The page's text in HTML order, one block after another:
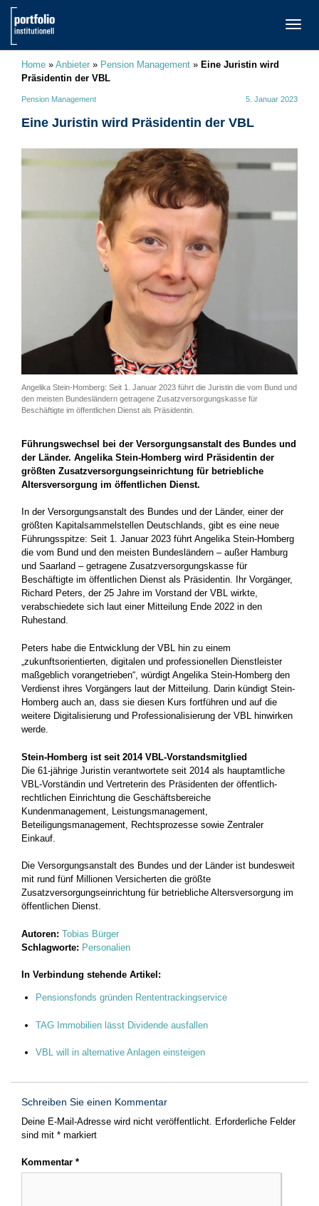
Home » Anbieter » Pension Management » Eine Juristin wird
Präsidentin der VBL
Pension Management 5. Januar 2023
Eine Juristin wird Präsidentin der VBL
Angelika Stein-Homberg: Seit 1. Januar 2023 führt die Juristin die vom Bund und
den meisten Bundesländern getragene Zusatzversorgungskasse für
Beschäftigte im öffentlichen Dienst als Präsidentin.
Führungswechsel bei der Versorgungsanstalt des Bundes und
der Länder. Angelika Stein-Homberg wird Präsidentin der
größten Zusatzversorgungseinrichtung für betriebliche
Altersversorgung im öffentlichen Dienst.
In der Versorgungsanstalt des Bundes und der Länder, einer der
größten Kapitalsammelstellen Deutschlands, gibt es eine neue
Führungsspitze: Seit 1. Januar 2023 führt Angelika Stein-Homberg
die vom Bund und den meisten Bundesländern – außer Hamburg
und Saarland – getragene Zusatzversorgungskasse für
Beschäftigte im öffentlichen Dienst als Präsidentin. Ihr Vorgänger,
Richard Peters, der 25 Jahre im Vorstand der VBL wirkte,
verabschiedete sich laut einer Mitteilung Ende 2022 in den
Ruhestand.
Peters habe die Entwicklung der VBL hin zu einem
„zukunftsorientierten, digitalen und professionellen Dienstleister
maßgeblich vorangetrieben“, würdigt Angelika Stein-Homberg den
Verdienst ihres Vorgängers laut der Mitteilung. Darin kündigt Stein-
Homberg auch an, dass sie diesen Kurs fortführen und auf die
weitere Digitalisierung und Professionalisierung der VBL hinwirken
werde.
Stein-Homberg ist seit 2014 VBL-Vorstandsmitglied
Die 61-jährige Juristin verantwortete seit 2014 als hauptamtliche
VBL-Vorständin und Vertreterin des Präsidenten der öffentlich-
rechtlichen Einrichtung die Geschäftsbereiche
Kundenmanagement, Leistungsmanagement,
Beteiligungsmanagement, Rechtsprozesse sowie Zentraler
Einkauf.
Die Versorgungsanstalt des Bundes und der Länder ist bundesweit
mit rund fünf Millionen Versicherten die größte
Zusatzversorgungseinrichtung für betriebliche Altersversorgung im
öffentlichen Dienst.
Autoren: Tobias Bürger
Schlagworte: Personalien
In Verbindung stehende Artikel:
Pensionsfonds gründen Rententrackingservice
TAG Immobilien lässt Dividende ausfallen
VBL will in alternative Anlagen einsteigen
Schreiben Sie einen Kommentar
Deine E-Mail-Adresse wird nicht veröffentlicht.
Erforderliche Felder
sind mit * markiert
Kommentar *